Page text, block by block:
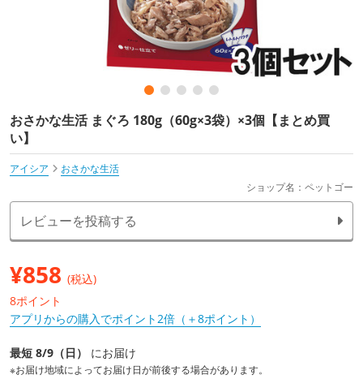
おさかな生活 まぐろ 180g（60g×3袋）×3個【まとめ買
い】
アイシア
おさかな生活
ショップ名：ペットゴー
レビューを投稿する
¥858 (税込)
8ポイント
アプリからの購入でポイント2倍（＋8ポイント）
最短 8/9（日） にお届け
※お届け地域によってお届け日が前後する場合があります。